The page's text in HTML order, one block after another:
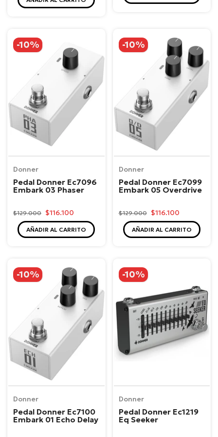
-10%
Donner
Pedal Donner Ec7096
Embark 03 Phaser
$129.000 $116.100
AÑADIR AL CARRITO
-10%
Donner
Pedal Donner Ec7099
Embark 05 Overdrive
$129.000 $116.100
AÑADIR AL CARRITO
-10%
Donner
Pedal Donner Ec7100
Embark 01 Echo Delay
-10%
Donner
Pedal Donner Ec1219
Eq Seeker